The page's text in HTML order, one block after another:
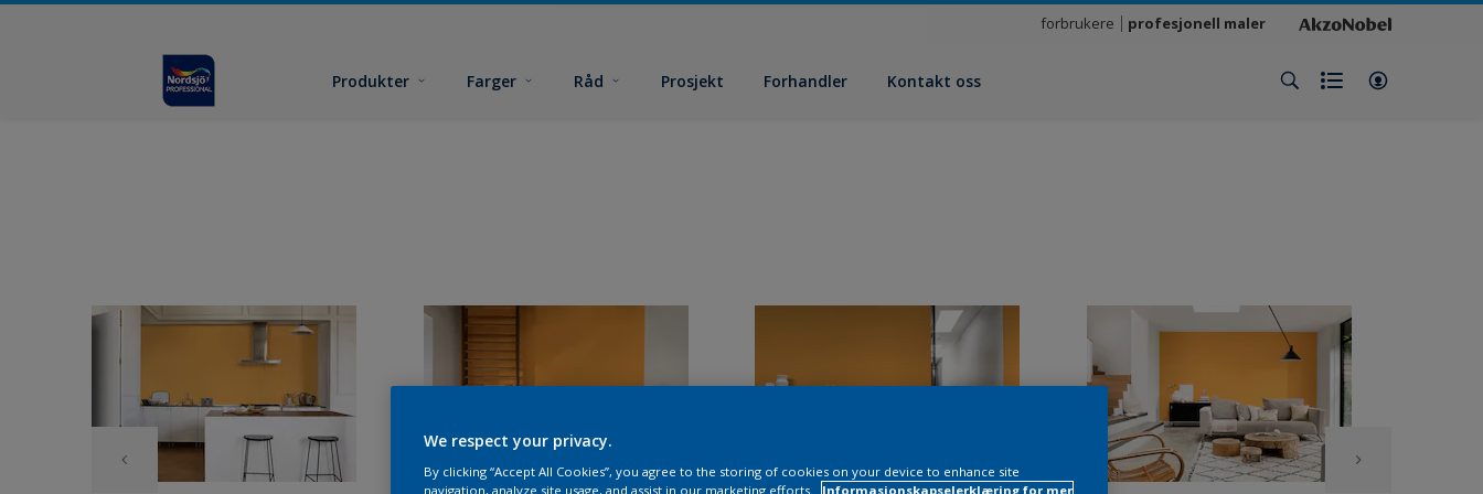
forbrukere profesjonell maler
Produkter Farger Råd Prosjekt Forhandler Kontakt oss
We respect your privacy.
By clicking “Accept All Cookies”, you agree to the storing of cookies on your device to enhance site
navigation, analyze site usage, and assist in our marketing efforts.
Informasjonskapselerklæring for mer